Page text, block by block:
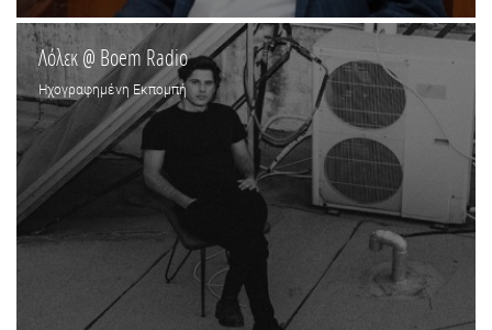
Λόλεκ @ Boem Radio
Ηχογραφημένη Εκπομπή